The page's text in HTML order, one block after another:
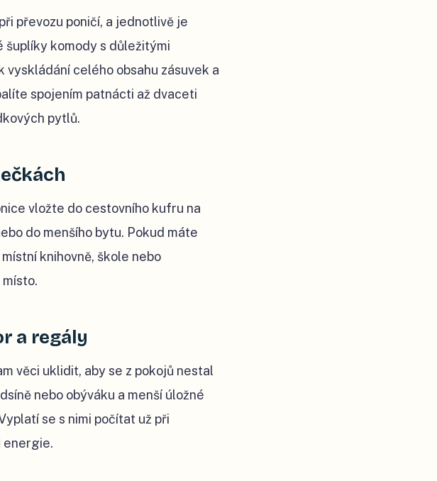
převozu poničí, a jednotlivě je
šuplíky komody s důležitými
celého obsahu zásuvek a
spojením patnácti až dvaceti
pytlů.
vložte do cestovního kufru na
do menšího bytu. Pokud máte
knihovně, škole nebo
a regály
věci uklidit, aby se z pokojů nestal
nebo obýváku a menší úložné
se s nimi počítat už při
energie.